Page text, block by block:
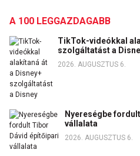
A 100 LEGGAZDAGABB
TikTok-videókkal
szolgáltatást a
2026. AUGUSZTUS 6.
Nyereségbe
vállalata
2026. AUGUSZTUS 6.